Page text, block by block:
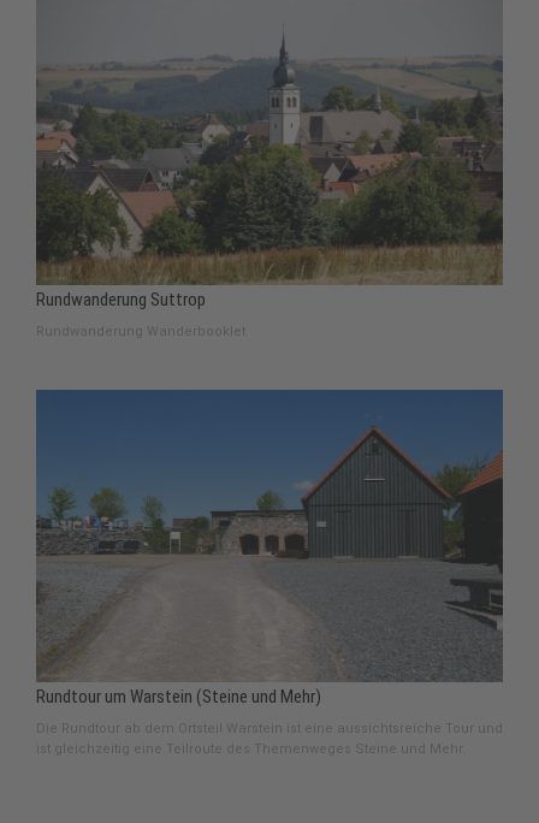
Rundwanderung Suttrop
Rundwanderung Wanderbooklet
Rundtour um Warstein (Steine und Mehr)
Die Rundtour ab dem Ortsteil Warstein ist eine aussichtsreiche Tour und
ist gleichzeitig eine Teilroute des Themenweges Steine und Mehr.